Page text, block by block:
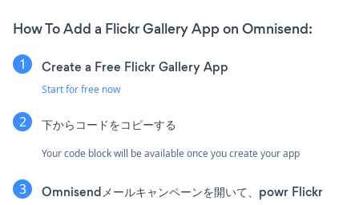
How To Add a Flickr Gallery App on Omnisend:
Create a Free Flickr Gallery App
Start for free now
下からコードをコピーする
Your code block will be available once you create your app
Omnisendメールキャンペーンを開いて、powr Flickr